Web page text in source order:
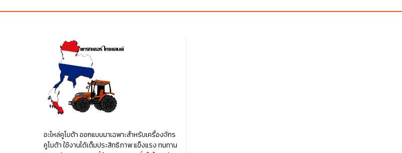
อะไหล่คูโบต้า ออกแบบมาเฉพาะสำหรับเครื่องจักร
คูโบต้า ใช้งานได้เต็มประสิทธิภาพ แข็งแรง ทนทาน